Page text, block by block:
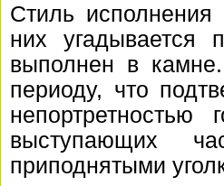
Стиль
них угадывается
выполнен в
периоду, что
непортретностью
выступающих
приподнятыми